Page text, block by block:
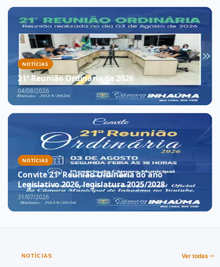
NOTÍCIAS
21ª Reunião Ordinária de 2026
04/08/2026
NOTÍCIAS
Convite 21ª Reunião Ordinária do ano
Legislativo 2026, legislatura 2025/2028
31/07/2026
NOTÍCIAS Ver todas